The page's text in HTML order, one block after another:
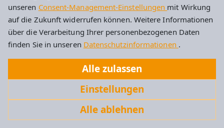
unseren Consent-Management-Einstellungen mit Wirkung
auf die Zukunft widerrufen können. Weitere Informationen
über die Verarbeitung Ihrer personenbezogenen Daten
finden Sie in unseren Datenschutzinformationen .
Alle zulassen
Einstellungen
Alle ablehnen
Evangelische Kirchengemeinde Idstein
Albert-Schweitzer-Str. 4
65510 Idstein
Kirchengemeinde.Idstein@ekhn.de